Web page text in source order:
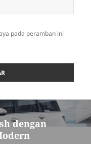
pada peramban ini
dengan